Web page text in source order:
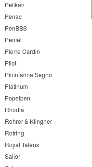
Pelikan
Penac
PenBBS
Pentel
Pierre Cardin
Pilot
Pininfarina Segno
Platinum
Popelpen
Rhodia
Rohrer & Klingner
Rotring
Royal Talens
Sailor